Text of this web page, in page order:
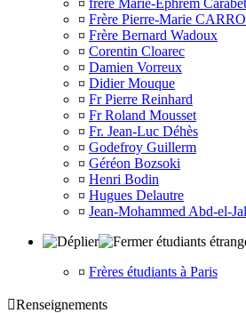
¤ frère Marie-Ephrem Carabet
¤ Frère Pierre-Marie
¤ Frère Bernard Wadoux
¤ Corentin Cloarec
¤ Damien Vorreux
¤ Didier Mouque
¤ Fr Pierre Reinhard
¤ Fr Roland Mousset
¤ Fr. Jean-Luc Déhès
¤ Godefroy Guillerm
¤ Géréon Bozsoki
¤ Henri Bodin
¤ Hugues Delautre
¤ Jean-Mohammed Abd-el-
étudiants
¤ Frères étudiants à Paris
Renseignements